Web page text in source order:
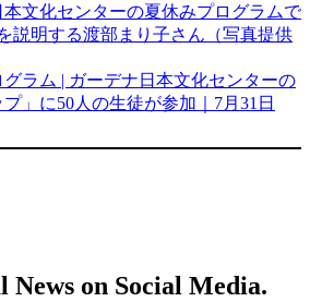
ラム | ガーデナ日本文化センターの
」に50人の生徒が参加｜7月31日
on Social Media.